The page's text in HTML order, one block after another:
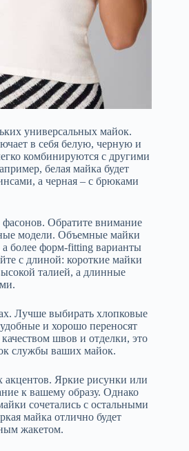
универсальных майок.
в себя белую, черную и
комбинируются с другими
белая майка будет
а черная – с брюками
Обратите внимание
модели. Объемные майки
а более форм-fitting варианты
с длиной: короткие майки
талией, а длинные
Лучше выбирать хлопковые
и хорошо переносят
швов и отделки, это
службы ваших майок.
акцентов. Яркие рисунки или
к вашему образу. Однако
сочетались с остальными
майка отлично будет
жакетом.